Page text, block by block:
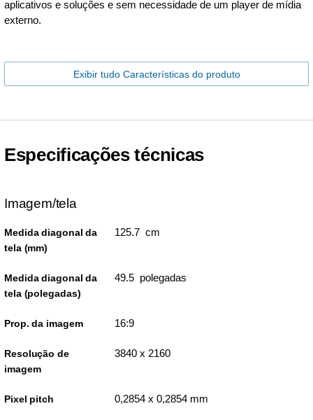
aplicativos e soluções e sem necessidade de um player de mídia
externo.
Exibir tudo Características do produto
Especificações técnicas
Imagem/tela
Medida diagonal da
tela (mm)
125.7 cm
Medida diagonal da
tela (polegadas)
49.5 polegadas
Prop. da imagem 16:9
Resolução de
imagem
3840 x 2160
Pixel pitch 0,2854 x 0,2854 mm